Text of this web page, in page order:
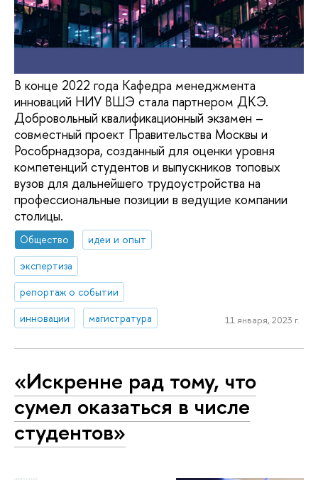
В конце 2022 года Кафедра менеджмента
инноваций НИУ ВШЭ стала партнером ДКЭ.
Добровольный квалификационный экзамен –
совместный проект Правительства Москвы и
Рособрнадзора, созданный для оценки уровня
компетенций студентов и выпускников топовых
вузов для дальнейшего трудоустройства на
профессиональные позиции в ведущие компании
столицы.
Общество
идеи и опыт
экспертиза
репортаж о событии
инновации
магистратура 11 января, 2023 г.
«Искренне рад тому, что
сумел оказаться в числе
студентов»